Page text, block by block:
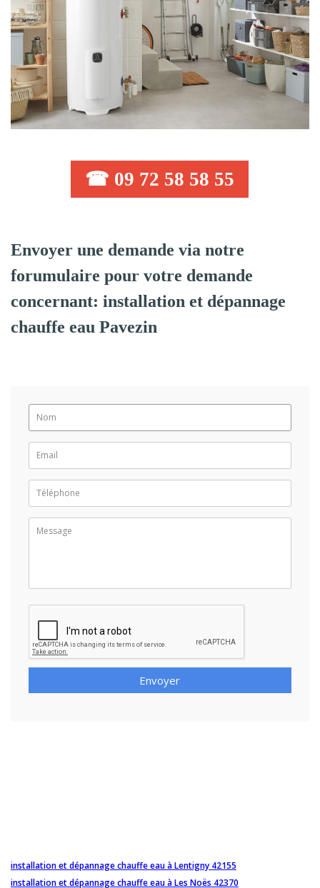
☎ 09 72 58 58 55
Envoyer une demande via notre
forumulaire pour votre demande
concernant: installation et dépannage
chauffe eau Pavezin
Envoyer
installation et dépannage chauffe eau à Lentigny 42155
installation et dépannage chauffe eau à Les Noës 42370